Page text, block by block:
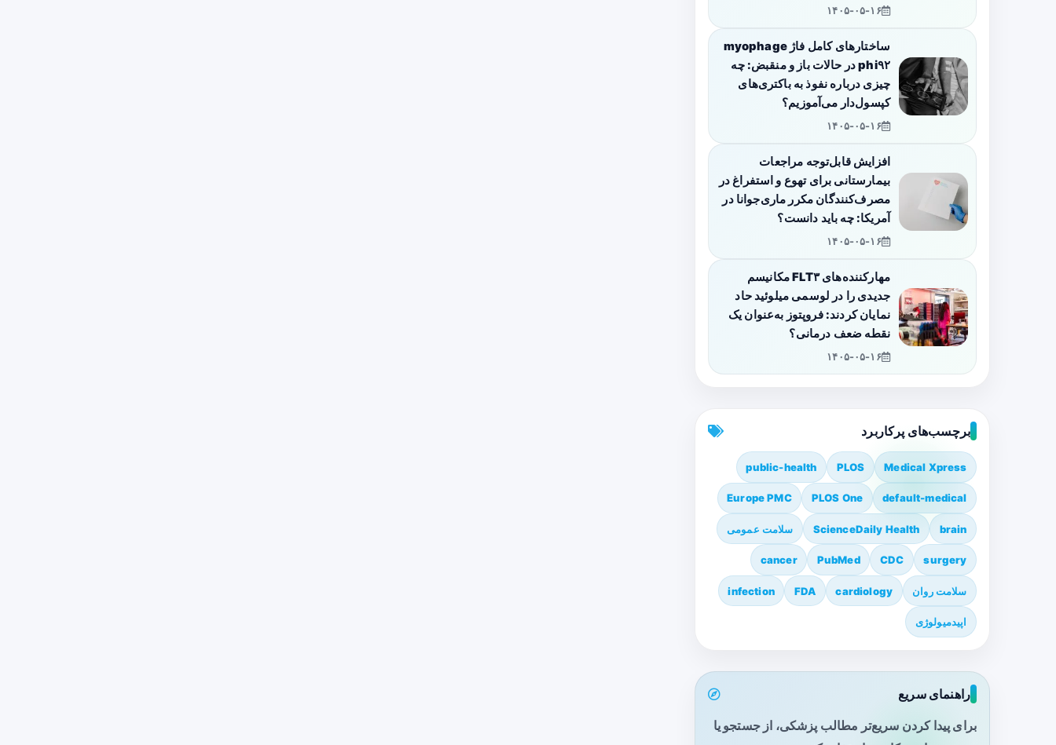
۱۴۰۵-۰۵-۱۶
ساختارهای کامل فاژ myophage
phi۹۲ در حالات باز و منقبض: چه
چیزی درباره نفوذ به باکتری‌های
کپسول‌دار می‌آموزیم؟
۱۴۰۵-۰۵-۱۶
افزایش قابل‌توجه مراجعات
بیمارستانی برای تهوع و استفراغ در
مصرف‌کنندگان مکرر ماری‌جوانا در
آمریکا: چه باید دانست؟
۱۴۰۵-۰۵-۱۶
مهارکننده‌های FLT۳ مکانیسم
جدیدی را در لوسمی میلوئید حاد
نمایان کردند: فروپتوز به‌عنوان یک
نقطه ضعف درمانی؟
۱۴۰۵-۰۵-۱۶
برچسب‌های پرکاربرد
Medical Xpress
PLOS
public-health
default-medical
PLOS One
Europe PMC
brain
ScienceDaily Health سلامت عمومی
surgery
CDC
PubMed
cancer
سلامت روان cardiology
FDA
infection
اپیدمیولوژی
راهنمای سریع
برای پیدا کردن سریع‌تر مطالب پزشکی، از جستجو یا